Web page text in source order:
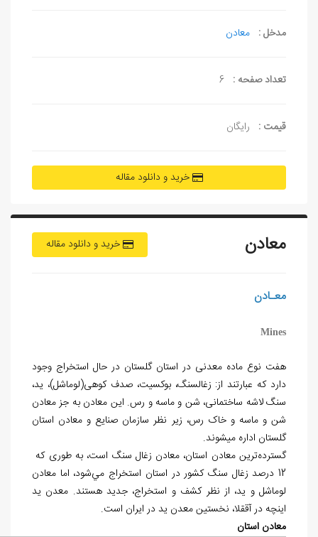
مدخل : معادن‌
تعداد صفحه : 6
قیمت : رایگان
خرید و دانلود مقاله
خرید و دانلود مقاله معادن‌
معـادن
Mines
هفت نوع ماده معدنی در استان گلستان در حال استخراج وجود
دارد که عبارتند از: زغال‏سنگ، بوکسیت، صدف کوهی(لوماشل)، ید،
سنگ لاشه ساختمانی، شن و ماسه و رس. این معادن به جز معادن
شن و ماسه و خاک رس، زیر نظر سازمان صنایع و معادن استان
گلستان اداره می‏شوند.
گسترده‌ترین معادن استان، معادن زغال سنگ است، به طوری که
12 درصد زغال سنگ کشور در استان استخراج مي‌شود، اما معادن
لوماشل و ید، از نظر کشف و استخراج، جدید هستند. معدن ید
اینچه در آق‏قلا، نخستین معدن ید در ایران است.
معادن استان